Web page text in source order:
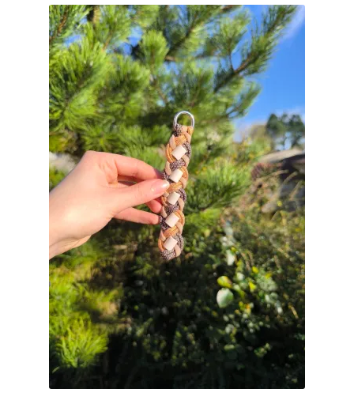
Ma Présentation
Politique de confidentialité
Retour
Mon compte
Panier
Commande
MERCI POUR VOTRE COMMANDE
Vos photos/avis